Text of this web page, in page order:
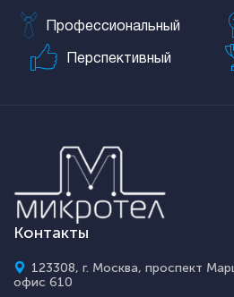
Профессиональный
Перспективный
Контакты
123308, г. Москва, проспект
офис 610